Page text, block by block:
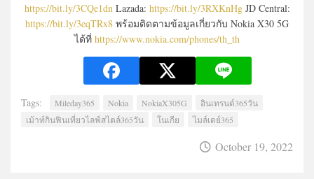
https://bit.ly/3CQe1dnLazada: https://bit.ly/3RXKnHgJD Central:
https://bit.ly/3eqTRx8 พร้อมติดตามข้อมูลเกี่ยวกับ Nokia X30 5G
ได้ที่ https://www.nokia.com/phones/th_th
Tags: Mileday365 Nokia NokiaX305G
อินเทรนด์365วัน
เม้าท์กินฟินเที่ยวไลฟ์สไตล์365วัน
โนเกีย ไมล์เดย์365
October 19, 2022